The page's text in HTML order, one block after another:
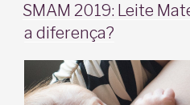
SMAM 2019: Leite
a diferença?